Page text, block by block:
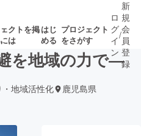
クトを掲
は
はじ
める
プロジェクト
をさがす
ロ
グ
イ
ン
/
新
規
会
員
登
録
を地域の力で―
・地域活性化 鹿児島県